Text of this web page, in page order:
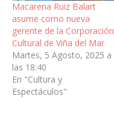
Macarena Ruiz Balart
asume como nueva
gerente de la Corporación
Cultural de Viña del Mar
Martes, 5 Agosto, 2025 a
las 18:40
En "Cultura y
Espectáculos"